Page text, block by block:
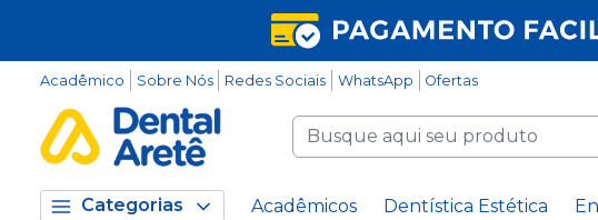
Acadêmico Sobre Nós Redes Sociais WhatsApp Ofertas
Categorias Acadêmicos Dentística Estética